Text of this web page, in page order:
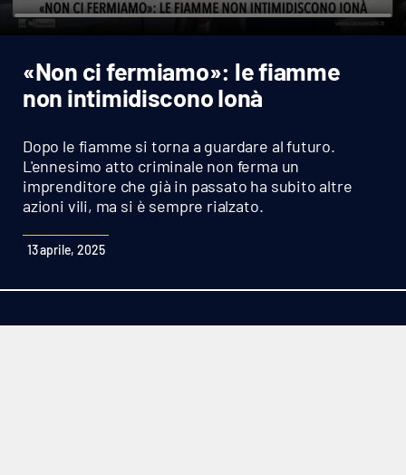
Economia e lavoro
Italia Mondo
Sport
Cultura
Podcast
«Non ci fermiamo»: le fiamme
non intimidiscono Ionà
Dopo le fiamme si torna a guardare al futuro.
L'ennesimo atto criminale non ferma un
imprenditore che già in passato ha subito altre
azioni vili, ma si è sempre rialzato.
13 aprile, 2025